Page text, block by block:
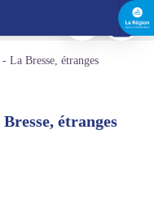
en plein écran
La Bresse, étranges
étranges